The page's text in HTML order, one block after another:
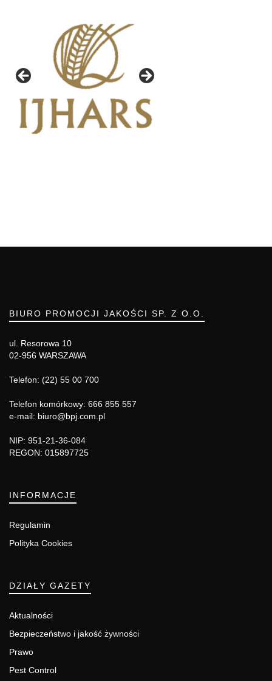
BIURO PROMOCJI JAKOŚCI SP. Z O.O.
ul. Resorowa 10
02-956 WARSZAWA
Telefon: (22) 55 00 700
Telefon komórkowy: 666 855 557
e-mail: biuro@bpj.com.pl
NIP: 951-21-36-084
REGON: 015897725
INFORMACJE
Regulamin
Polityka Cookies
DZIAŁY GAZETY
Aktualności
Bezpieczeństwo i jakość żywności
Prawo
Pest Control